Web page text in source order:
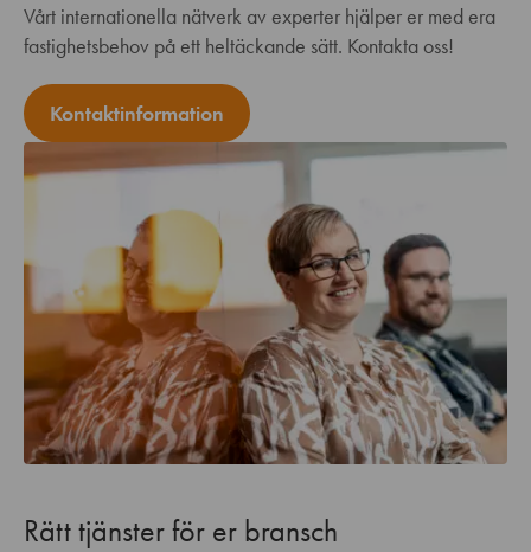
Vårt internationella nätverk av experter hjälper er med era
fastighetsbehov på ett heltäckande sätt. Kontakta oss!
Kontaktinformation
Rätt tjänster för er bransch